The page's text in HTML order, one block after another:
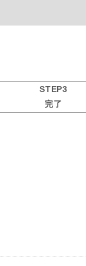
STEP3
完了